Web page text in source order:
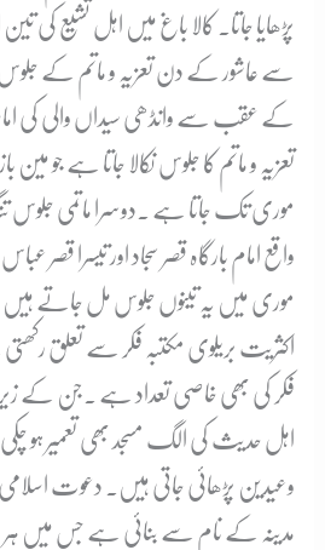
پڑھایا جاتا۔ کالا باغ میں اہل تشیع کی
سے عاشور کے دن تعزیہ و ماتم کے
کے عقب سے وانڈھی سیداں والی کی
تعزیہ و ماتم کا جلوس نکالا جاتا ہے جو مین
موری تک جاتا ہے ۔دوسرا ماتمی جلوس
واقع امام بارگاہ قصر سجاد اور تیسرا قصر
موری میں یہ تینوں جلوس مل جاتے
اکثریت بریلوی مکتبہ فکر سے تعلق رکھتی
فکر کی بھی خاصی تعداد ہے ۔جن کے زیر
اہل حدیث کی الگ مسجد بھی تعمیر ہو چکی
وعیدین پڑھائی جاتی ہیں۔ دعوت
مدینہ کے نام سے بنائی ہے جس میں ہر